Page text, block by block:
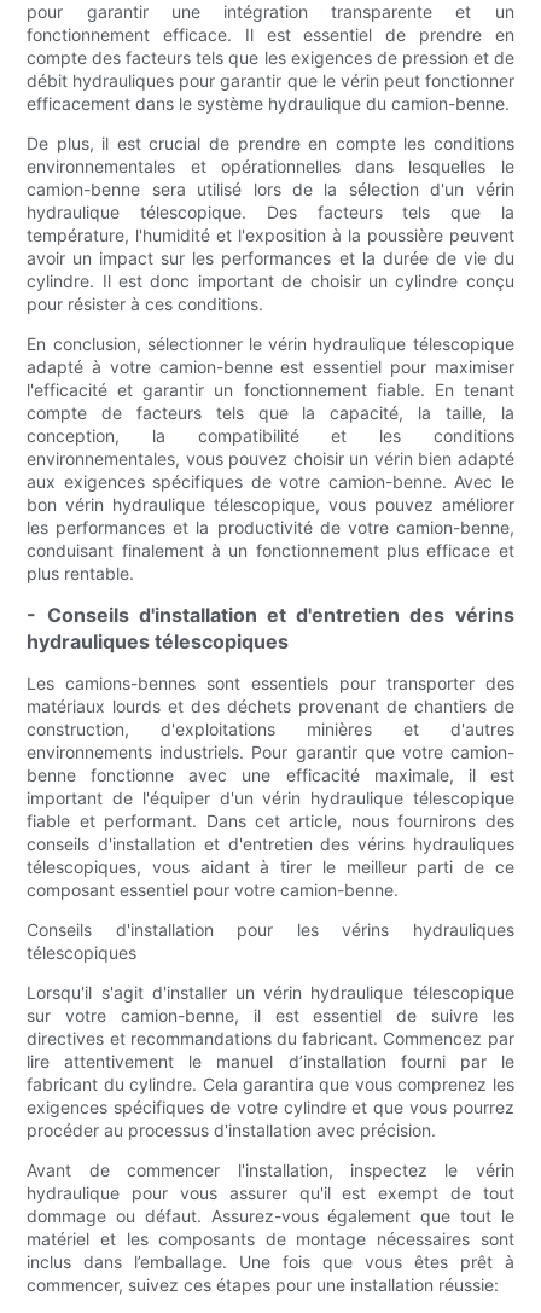
pour garantir une intégration transparente et un
fonctionnement efficace. Il est essentiel de prendre en
compte des facteurs tels que les exigences de pression et de
débit hydrauliques pour garantir que le vérin peut fonctionner
efficacement dans le système hydraulique du camion-benne.
De plus, il est crucial de prendre en compte les conditions
environnementales et opérationnelles dans lesquelles le
camion-benne sera utilisé lors de la sélection d'un vérin
hydraulique télescopique. Des facteurs tels que la
température, l'humidité et l'exposition à la poussière peuvent
avoir un impact sur les performances et la durée de vie du
cylindre. Il est donc important de choisir un cylindre conçu
pour résister à ces conditions.
En conclusion, sélectionner le vérin hydraulique télescopique
adapté à votre camion-benne est essentiel pour maximiser
l'efficacité et garantir un fonctionnement fiable. En tenant
compte de facteurs tels que la capacité, la taille, la
conception, la compatibilité et les conditions
environnementales, vous pouvez choisir un vérin bien adapté
aux exigences spécifiques de votre camion-benne. Avec le
bon vérin hydraulique télescopique, vous pouvez améliorer
les performances et la productivité de votre camion-benne,
conduisant finalement à un fonctionnement plus efficace et
plus rentable.
- Conseils d'installation et d'entretien des vérins
hydrauliques télescopiques
Les camions-bennes sont essentiels pour transporter des
matériaux lourds et des déchets provenant de chantiers de
construction, d'exploitations minières et d'autres
environnements industriels. Pour garantir que votre camion-
benne fonctionne avec une efficacité maximale, il est
important de l'équiper d'un vérin hydraulique télescopique
fiable et performant. Dans cet article, nous fournirons des
conseils d'installation et d'entretien des vérins hydrauliques
télescopiques, vous aidant à tirer le meilleur parti de ce
composant essentiel pour votre camion-benne.
Conseils d'installation pour les vérins hydrauliques
télescopiques
Lorsqu'il s'agit d'installer un vérin hydraulique télescopique
sur votre camion-benne, il est essentiel de suivre les
directives et recommandations du fabricant. Commencez par
lire attentivement le manuel d’installation fourni par le
fabricant du cylindre. Cela garantira que vous comprenez les
exigences spécifiques de votre cylindre et que vous pourrez
procéder au processus d'installation avec précision.
Avant de commencer l'installation, inspectez le vérin
hydraulique pour vous assurer qu'il est exempt de tout
dommage ou défaut. Assurez-vous également que tout le
matériel et les composants de montage nécessaires sont
inclus dans l’emballage. Une fois que vous êtes prêt à
commencer, suivez ces étapes pour une installation réussie: